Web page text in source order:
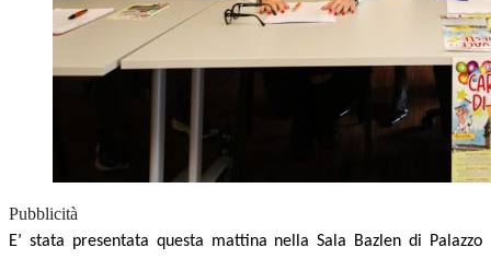
Pubblicità
E’ stata presentata questa mattina nella Sala Bazlen di Palazzo